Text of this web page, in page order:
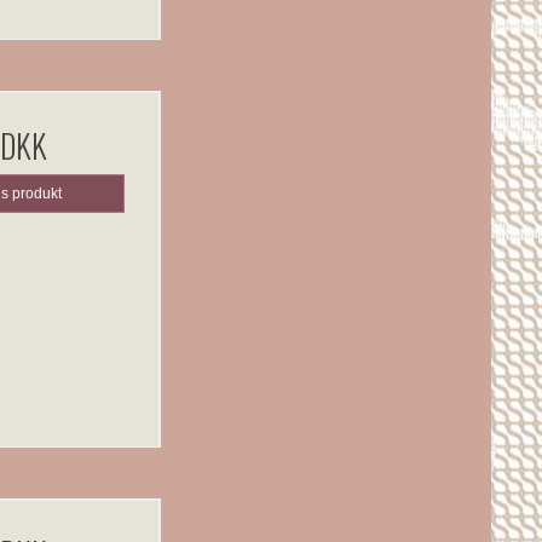
produkt